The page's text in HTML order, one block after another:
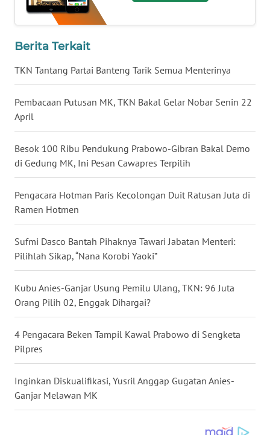
Berita Terkait
TKN Tantang Partai Banteng Tarik Semua Menterinya
Pembacaan Putusan MK, TKN Bakal Gelar Nobar Senin 22
April
Besok 100 Ribu Pendukung Prabowo-Gibran Bakal Demo
di Gedung MK, Ini Pesan Cawapres Terpilih
Pengacara Hotman Paris Kecolongan Duit Ratusan Juta di
Ramen Hotmen
Sufmi Dasco Bantah Pihaknya Tawari Jabatan Menteri:
Pilihlah Sikap, “Nana Korobi Yaoki”
Kubu Anies-Ganjar Usung Pemilu Ulang, TKN: 96 Juta
Orang Pilih 02, Enggak Dihargai?
4 Pengacara Beken Tampil Kawal Prabowo di Sengketa
Pilpres
Inginkan Diskualifikasi, Yusril Anggap Gugatan Anies-
Ganjar Melawan MK
WN
WN
KALBAR
KALTENG
KALTARA
KALSEL
KALTIM
SULSEL
WN
GORONTALO
WN
SULUT
WN